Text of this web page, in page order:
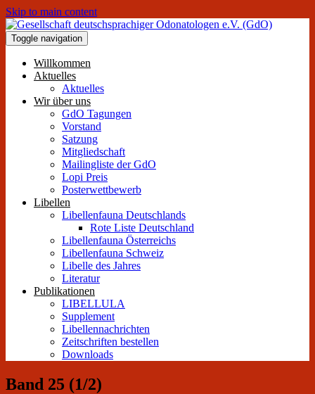
Skip to main content
Toggle navigation
Willkommen
Aktuelles
Aktuelles
Wir über uns
GdO Tagungen
Vorstand
Satzung
Mitgliedschaft
Mailingliste der GdO
Lopi Preis
Posterwettbewerb
Libellen
Libellenfauna Deutschlands
Rote Liste Deutschland
Libellenfauna Österreichs
Libellenfauna Schweiz
Libelle des Jahres
Literatur
Publikationen
LIBELLULA
Supplement
Libellennachrichten
Zeitschriften bestellen
Downloads
Band 25 (1/2)